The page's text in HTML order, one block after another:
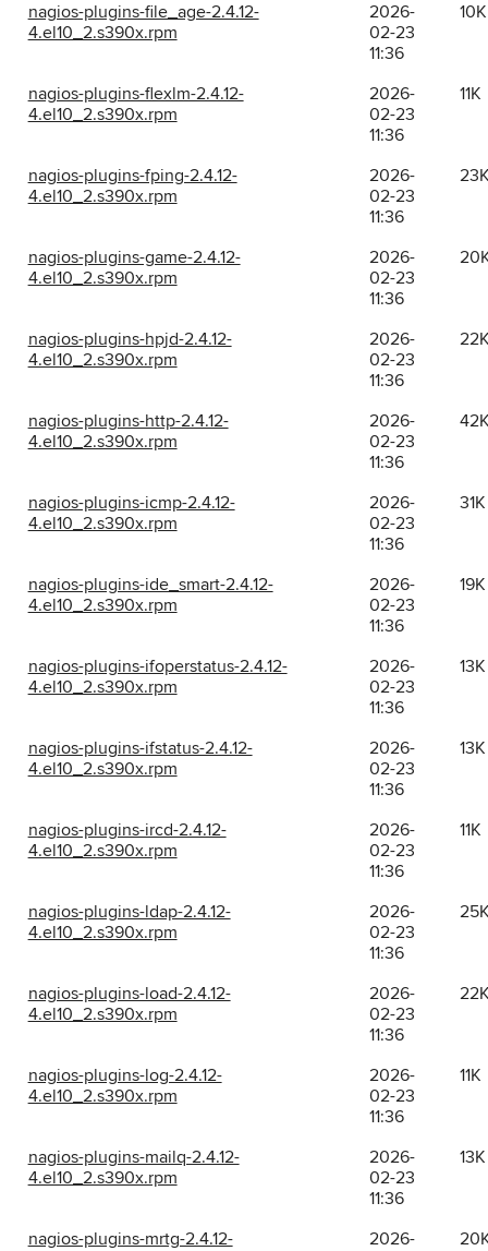
nagios-plugins-file_age-2.4.12-
4.el10_2.s390x.rpm
2026-
02-23
11:36
10K
nagios-plugins-flexlm-2.4.12-
4.el10_2.s390x.rpm
2026-
02-23
11:36
11K
nagios-plugins-fping-2.4.12-
4.el10_2.s390x.rpm
2026-
02-23
11:36
nagios-plugins-game-2.4.12-
4.el10_2.s390x.rpm
2026-
02-23
11:36
nagios-plugins-hpjd-2.4.12-
4.el10_2.s390x.rpm
2026-
02-23
11:36
nagios-plugins-http-2.4.12-
4.el10_2.s390x.rpm
2026-
02-23
11:36
nagios-plugins-icmp-2.4.12-
4.el10_2.s390x.rpm
2026-
02-23
11:36
31K
nagios-plugins-ide_smart-2.4.12-
4.el10_2.s390x.rpm
2026-
02-23
11:36
19K
nagios-plugins-ifoperstatus-2.4.12-
4.el10_2.s390x.rpm
2026-
02-23
11:36
13K
nagios-plugins-ifstatus-2.4.12-
4.el10_2.s390x.rpm
2026-
02-23
11:36
13K
nagios-plugins-ircd-2.4.12-
4.el10_2.s390x.rpm
2026-
02-23
11:36
11K
nagios-plugins-ldap-2.4.12-
4.el10_2.s390x.rpm
2026-
02-23
11:36
nagios-plugins-load-2.4.12-
4.el10_2.s390x.rpm
2026-
02-23
11:36
nagios-plugins-log-2.4.12-
4.el10_2.s390x.rpm
2026-
02-23
11:36
11K
nagios-plugins-mailq-2.4.12-
4.el10_2.s390x.rpm
2026-
02-23
11:36
13K
nagios-plugins-mrtg-2.4.12-
2026-